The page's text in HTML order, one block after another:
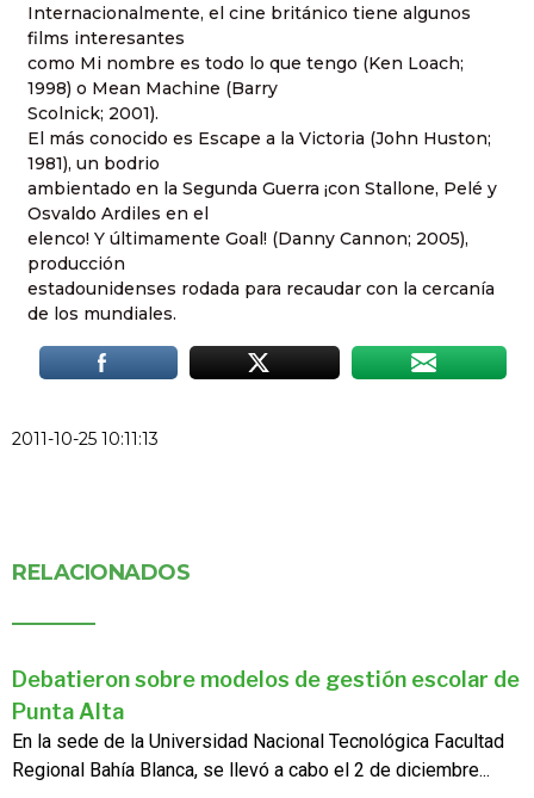
Internacionalmente, el cine británico tiene algunos
films interesantes
como Mi nombre es todo lo que tengo (Ken Loach;
1998) o Mean Machine (Barry
Scolnick; 2001).
El más conocido es Escape a la Victoria (John Huston;
1981), un bodrio
ambientado en la Segunda Guerra ¡con Stallone, Pelé y
Osvaldo Ardiles en el
elenco! Y últimamente Goal! (Danny Cannon; 2005),
producción
estadounidenses rodada para recaudar con la cercanía
de los mundiales.
2011-10-25 10:11:13
RELACIONADOS
Debatieron sobre modelos de gestión escolar de
Punta Alta
En la sede de la Universidad Nacional Tecnológica Facultad
Regional Bahía Blanca, se llevó a cabo el 2 de diciembre...